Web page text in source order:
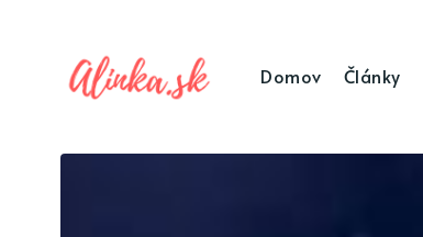
Domov Články